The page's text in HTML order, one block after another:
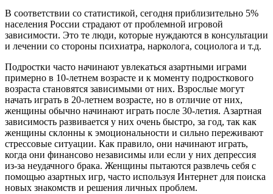
В соответствии со статистикой, сегодня приблизительно 5%
населения России страдают от проблемной игровой
зависимости. Это те люди, которые нуждаются в консультации
и лечении со стороны психиатра, нарколога, социолога и т.д.
Подростки часто начинают увлекаться азартными играми
примерно в 10-летнем возрасте и к моменту подросткового
возраста становятся зависимыми от них. Взрослые могут
начать играть в 20-летнем возрасте, но в отличие от них,
женщины обычно начинают играть после 30-летия. Азартная
зависимость развивается у них очень быстро, за год, так как
женщины склонны к эмоциональности и сильно переживают
стрессовые ситуации. Как правило, они начинают играть,
когда они финансово независимы или если у них депрессия
из-за неудачного брака. Женщины пытаются развлечь себя с
помощью азартных игр, часто используя Интернет для поиска
новых знакомств и решения личных проблем.